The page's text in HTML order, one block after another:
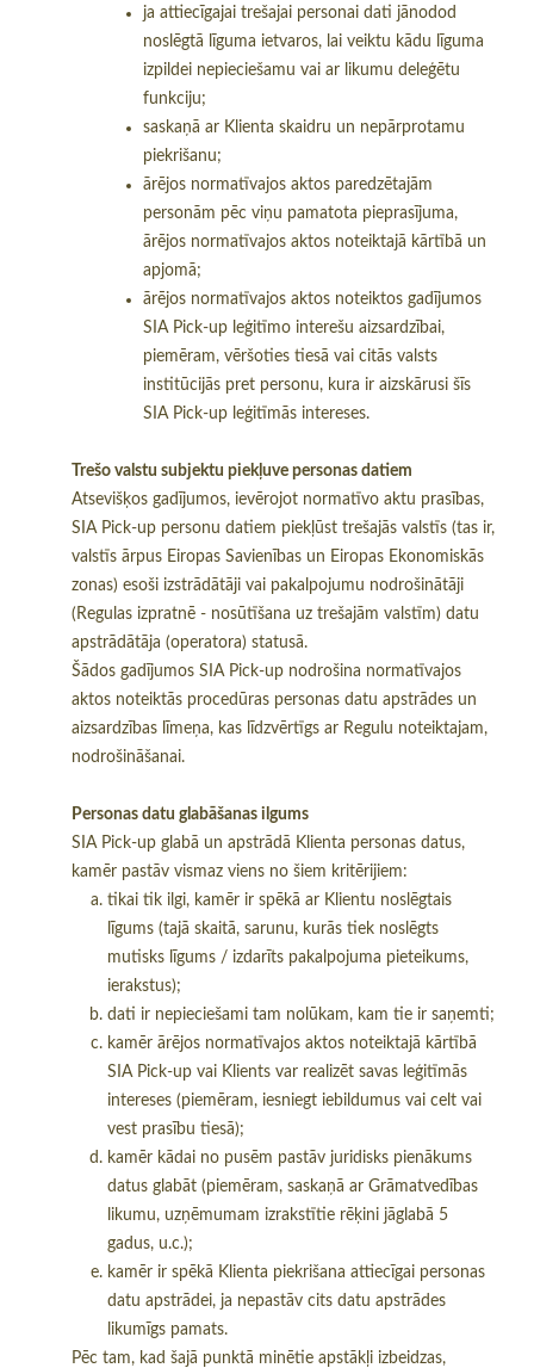
ja attiecīgajai trešajai personai dati jānodod
noslēgtā līguma ietvaros, lai veiktu kādu līguma
izpildei nepieciešamu vai ar likumu deleģētu
funkciju;
saskaņā ar Klienta skaidru un nepārprotamu
piekrišanu;
ārējos normatīvajos aktos paredzētajām
personām pēc viņu pamatota pieprasījuma,
ārējos normatīvajos aktos noteiktajā kārtībā un
apjomā;
ārējos normatīvajos aktos noteiktos gadījumos
SIA Pick-up leģitīmo interešu aizsardzībai,
piemēram, vēršoties tiesā vai citās valsts
institūcijās pret personu, kura ir aizskārusi šīs
SIA Pick-up leģitīmās intereses.
Trešo valstu subjektu piekļuve personas datiem
Atsevišķos gadījumos, ievērojot normatīvo aktu prasības,
SIA Pick-up personu datiem piekļūst trešajās valstīs (tas ir,
valstīs ārpus Eiropas Savienības un Eiropas Ekonomiskās
zonas) esoši izstrādātāji vai pakalpojumu nodrošinātāji
(Regulas izpratnē - nosūtīšana uz trešajām valstīm) datu
apstrādātāja (operatora) statusā.
Šādos gadījumos SIA Pick-up nodrošina normatīvajos
aktos noteiktās procedūras personas datu apstrādes un
aizsardzības līmeņa, kas līdzvērtīgs ar Regulu noteiktajam,
nodrošināšanai.
Personas datu glabāšanas ilgums
SIA Pick-up glabā un apstrādā Klienta personas datus,
kamēr pastāv vismaz viens no šiem kritērijiem:
tikai tik ilgi, kamēr ir spēkā ar Klientu noslēgtais
līgums (tajā skaitā, sarunu, kurās tiek noslēgts
mutisks līgums / izdarīts pakalpojuma pieteikums,
ierakstus);
dati ir nepieciešami tam nolūkam, kam tie ir saņemti;
kamēr ārējos normatīvajos aktos noteiktajā kārtībā
SIA Pick-up vai Klients var realizēt savas leģitīmās
intereses (piemēram, iesniegt iebildumus vai celt vai
vest prasību tiesā);
kamēr kādai no pusēm pastāv juridisks pienākums
datus glabāt (piemēram, saskaņā ar Grāmatvedības
likumu, uzņēmumam izrakstītie rēķini jāglabā 5
gadus, u.c.);
kamēr ir spēkā Klienta piekrišana attiecīgai personas
datu apstrādei, ja nepastāv cits datu apstrādes
likumīgs pamats.
Pēc tam, kad šajā punktā minētie apstākļi izbeidzas,